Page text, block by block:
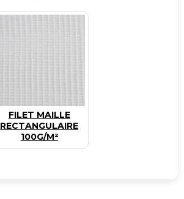
FILET MAILLE
RECTANGULAIRE
100G/M²